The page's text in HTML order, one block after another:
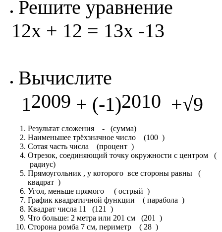
Решите уравнение
12x + 12 = 13x -13
Вычислите
12009 + (-1)2010 +√9
Результат сложения - (сумма)
Наименьшее трёхзначное число (100 )
Сотая часть числа (процент )
Отрезок, соединяющий точку окружности с центром (
радиус)
Прямоугольник , у которого все стороны равны (
квадрат )
Угол, меньше прямого ( острый )
График квадратичной функции ( парабола )
Квадрат числа 11 (121 )
Что больше: 2 метра или 201 см (201 )
Сторона ромба 7 см, периметр ( 28 )